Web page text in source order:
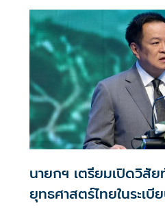
นายกฯ เตรียมเปิดวิสั
ยุทธศาสตร์ไทยในระเบี